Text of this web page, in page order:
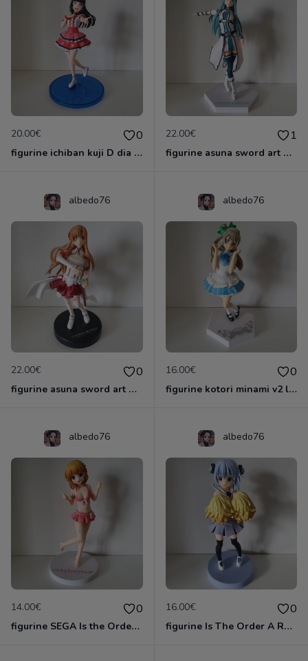
20.00€ 0
figurine ichiban kuji D dia kurosawa love live sunshine 5 eme anniversaire
22.00€ 1
figurine asuna sword art online 2 sao kadokawa
albedo76
22.00€ 0
figurine asuna sword art online sao project
albedo76
16.00€ 0
figurine kotori minami v2 love live
albedo76
14.00€ 0
figurine SEGA Is the Order a Rabbit Hoto Kokoa Pink Swimsuit Ver. PM Premium
albedo76
16.00€ 0
figurine Is The Order A Rabbit figurine Chino Kafuu furyu